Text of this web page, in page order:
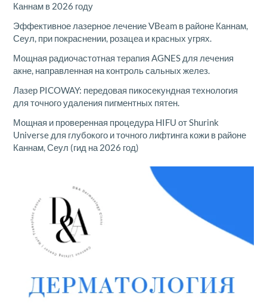
Каннам в 2026 году
Эффективное лазерное лечение VBeam в районе Каннам,
Сеул, при покраснении, розацеа и красных угрях.
Мощная радиочастотная терапия AGNES для лечения
акне, направленная на контроль сальных желез.
Лазер PICOWAY: передовая пикосекундная технология
для точного удаления пигментных пятен.
Мощная и проверенная процедура HIFU от Shurink
Universe для глубокого и точного лифтинга кожи в районе
Каннам, Сеул (гид на 2026 год)